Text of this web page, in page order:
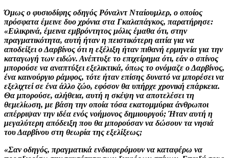
Όμως ο φυσιοδίφης οδηγός Ρόναλντ Νταίουμλερ, ο οποίος
πρόσφατα έμεινε δυο χρόνια στα Γκαλαπάγκος, παρατήρησε:
«Ειλικρινά, έμεινα εμβρόντητος μόλις έμαθα ότι, στην
πραγματικότητα, αυτή ήταν η πειστικότερη αιτία για να
αποδείξει ο Δαρβίνος ότι η εξέλιξη ήταν πιθανή ερμηνεία για την
καταγωγή των ειδών. Ανέπτυξε το επιχείρημα ότι, εάν ο σπίνος
μπορούσε να αναπτύξει εξελικτικά, όπως το ονόμαζε ο Δαρβίνος,
ένα καινούργιο ράμφος, τότε ήταν επίσης δυνατό να μπορέσει να
εξελιχτεί σε ένα άλλο ζώο, εφόσον θα υπήρχε χρονική επάρκεια.
Θα μπορούσε, αλήθεια, αυτή η σκέψη να αποτελέσει τη
θεμελίωση, με βάση την οποία τόσα εκατομμύρια άνθρωποι
απέρριψαν την ιδέα ενός νοήμονος δημιουργού; Ήταν αυτή η
μεγαλύτερη απόδειξη που θα μπορούσαν να δώσουν τα νησιά
του Δαρβίνου στη θεωρία της εξελίξεως;
«Σαν οδηγός, πραγματικά ενδιαφερόμουν να καταφέρω να